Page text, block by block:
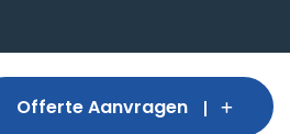
Offerte Aanvragen